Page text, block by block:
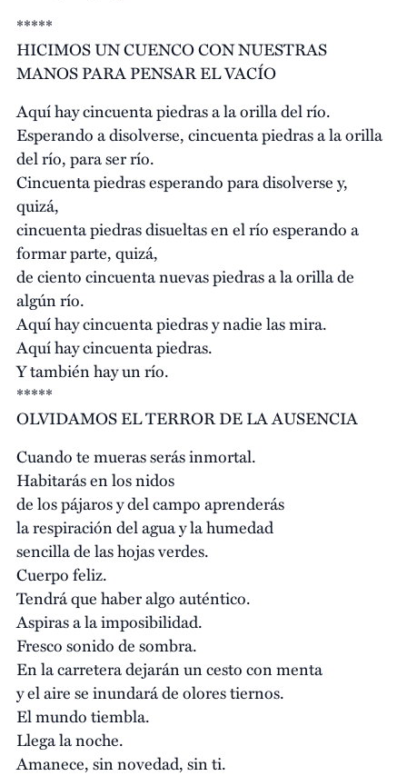
*****
HICIMOS UN CUENCO CON NUESTRAS
MANOS PARA PENSAR EL VACÍO
Aquí hay cincuenta piedras a la orilla del río.
Esperando a disolverse, cincuenta piedras a la orilla
del río, para ser río.
Cincuenta piedras esperando para disolverse y,
quizá,
cincuenta piedras disueltas en el río esperando a
formar parte, quizá,
de ciento cincuenta nuevas piedras a la orilla de
algún río.
Aquí hay cincuenta piedras y nadie las mira.
Aquí hay cincuenta piedras.
Y también hay un río.
*****
OLVIDAMOS EL TERROR DE LA AUSENCIA
Cuando te mueras serás inmortal.
Habitarás en los nidos
de los pájaros y del campo aprenderás
la respiración del agua y la humedad
sencilla de las hojas verdes.
Cuerpo feliz.
Tendrá que haber algo auténtico.
Aspiras a la imposibilidad.
Fresco sonido de sombra.
En la carretera dejarán un cesto con menta
y el aire se inundará de olores tiernos.
El mundo tiembla.
Llega la noche.
Amanece, sin novedad, sin ti.